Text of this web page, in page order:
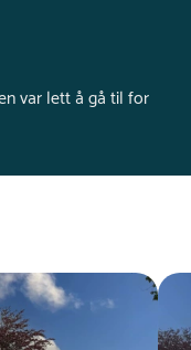
var lett å gå til for